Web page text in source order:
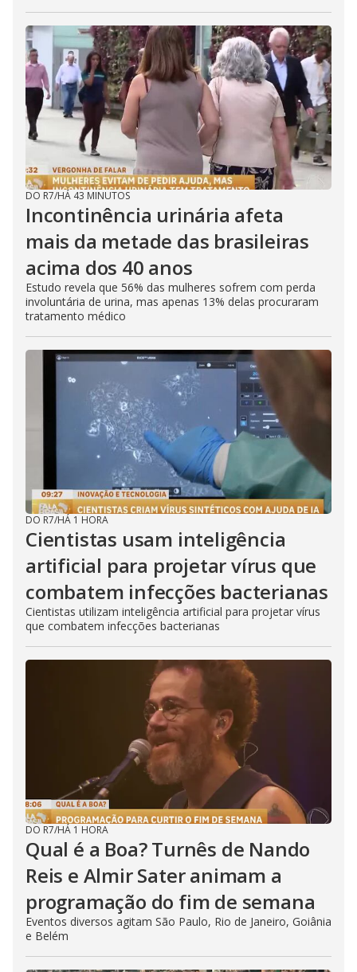
DO R7/HÁ 43 MINUTOS
Incontinência urinária afeta
mais da metade das brasileiras
acima dos 40 anos
Estudo revela que 56% das mulheres sofrem com perda
involuntária de urina, mas apenas 13% delas procuraram
tratamento médico
DO R7/HÁ 1 HORA
Cientistas usam inteligência
artificial para projetar vírus que
combatem infecções bacterianas
Cientistas utilizam inteligência artificial para projetar vírus
que combatem infecções bacterianas
DO R7/HÁ 1 HORA
Qual é a Boa? Turnês de Nando
Reis e Almir Sater animam a
programação do fim de semana
Eventos diversos agitam São Paulo, Rio de Janeiro, Goiânia
e Belém